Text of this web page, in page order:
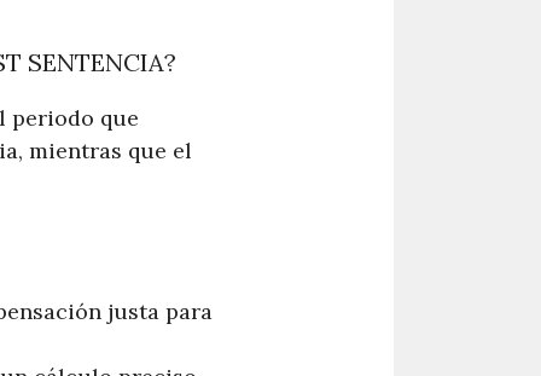
SENTENCIA?
periodo que
mientras que el
justa para